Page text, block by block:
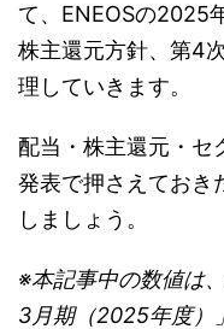
て、ENEOSの2025
株主還元方針、第4
理していきます。
配当・株主還元・セ
発表で押さえておき
しましょう。
※本記事中の数値は
3月期（2025年度